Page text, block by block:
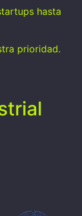
hasta
prioridad.